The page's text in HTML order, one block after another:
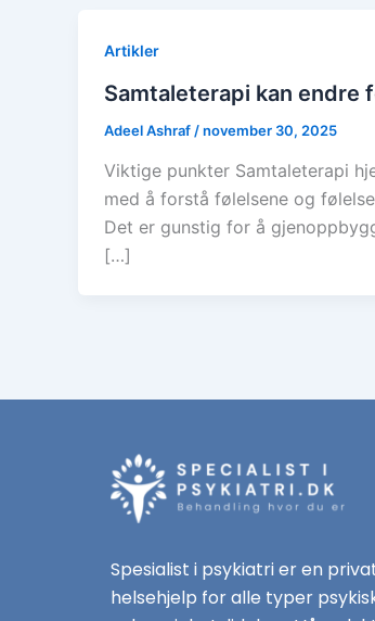
Artikler
Samtaleterapi kan endre
Adeel Ashraf /november 30, 2025
Viktige punkter Samtaleterapi
med å forstå følelsene og
Det er gunstig for å
[…]
Spesialist i psykiatri er en
helsehjelp for alle typer